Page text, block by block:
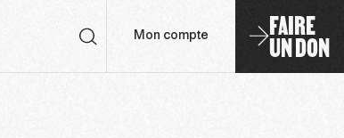
Mon compte FAIRE
UN DON